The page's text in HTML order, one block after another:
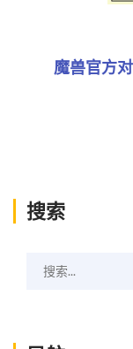
魔兽官方
搜索
搜索...